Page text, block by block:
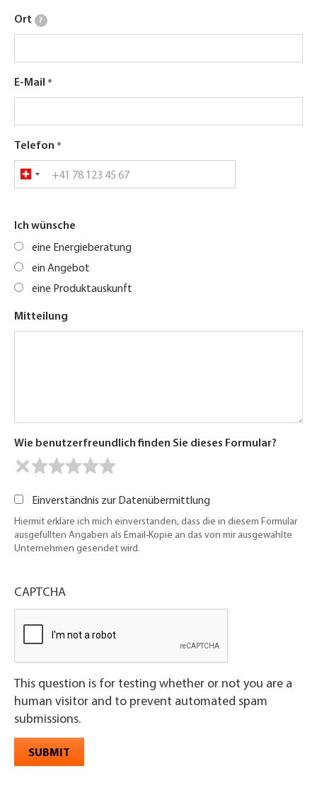
Ort ?
E-Mail
Telefon
Ich wünsche
eine Energieberatung
ein Angebot
eine Produktauskunft
Mitteilung
Wie benutzerfreundlich finden Sie dieses Formular?
Einverständnis zur Datenübermittlung
Hiermit erkläre ich mich einverstanden, dass die in diesem Formular
ausgefüllten Angaben als Email-Kopie an das von mir ausgewählte
Unternehmen gesendet wird.
CAPTCHA
This question is for testing whether or not you are a
human visitor and to prevent automated spam
submissions.
SUBMIT